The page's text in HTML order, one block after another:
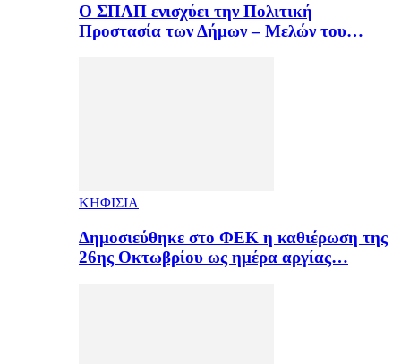
Ο ΣΠΑΠ ενισχύει την Πολιτική
Προστασία των Δήμων – Μελών του…
ΚΗΦΙΣΙΑ
Δημοσιεύθηκε στο ΦΕΚ η καθιέρωση της
26ης Οκτωβρίου ως ημέρα αργίας…